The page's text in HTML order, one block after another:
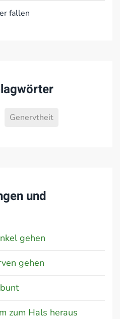
fallen
Genervtheit
und
gehen
gehen
zum Hals heraus